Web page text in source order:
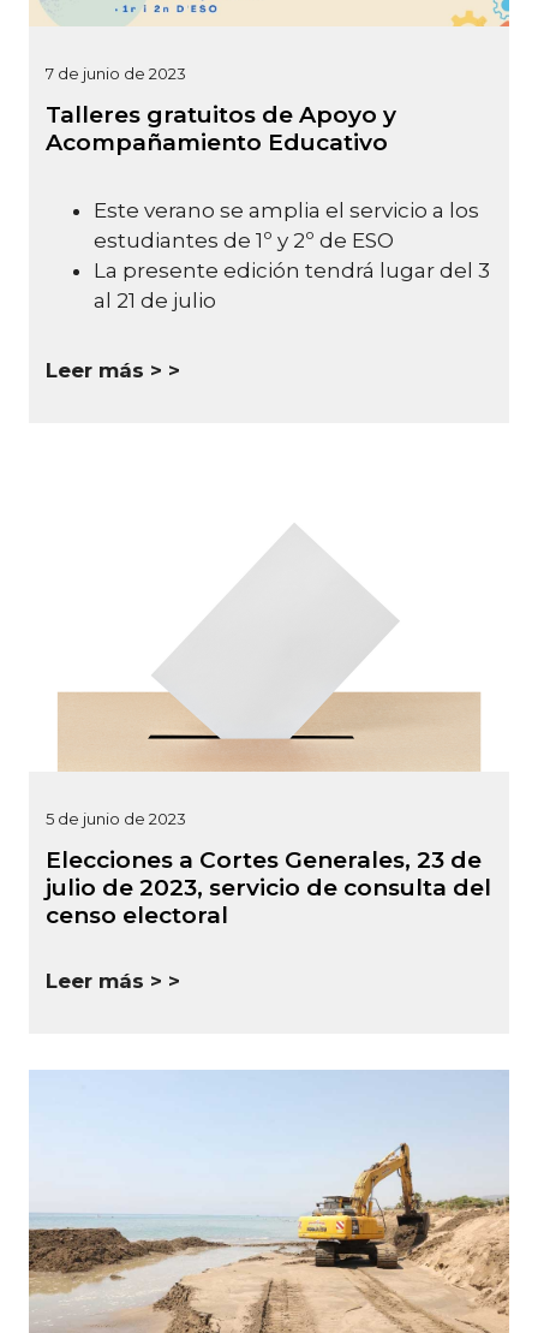
7 de junio de 2023
Talleres gratuitos de Apoyo y
Acompañamiento Educativo
Este verano se amplia el servicio a los
estudiantes de 1º y 2º de ESO
La presente edición tendrá lugar del 3
al 21 de julio
Leer más >
5 de junio de 2023
Elecciones a Cortes Generales, 23 de
julio de 2023, servicio de consulta del
censo electoral
Leer más >